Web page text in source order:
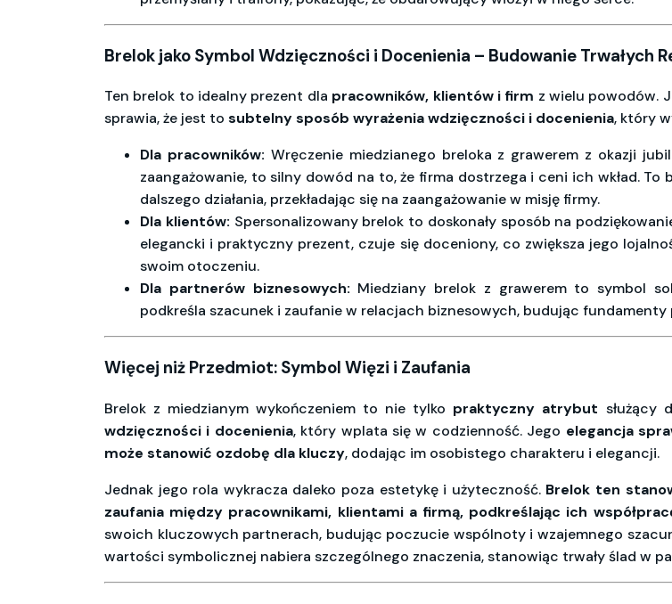
Brelok jako Symbol Wdzięczności i Docenienia – Budowanie Trwałych
Ten brelok to idealny prezent dla pracowników, klientów i firm z wielu powodów.
sprawia, że jest to subtelny sposób wyrażenia wdzięczności i docenienia, który
Dla pracowników: Wręczenie miedzianego breloka z grawerem z okazji
zaangażowanie, to silny dowód na to, że firma dostrzega i ceni ich wkład.
dalszego działania, przekładając się na zaangażowanie w misję firmy.
Dla klientów: Spersonalizowany brelok to doskonały sposób na
elegancki i praktyczny prezent, czuje się doceniony, co zwiększa jego
swoim otoczeniu.
Dla partnerów biznesowych: Miedziany brelok z grawerem to symbol
podkreśla szacunek i zaufanie w relacjach biznesowych, budując fundamenty
Więcej niż Przedmiot: Symbol Więzi i Zaufania
Brelok z miedzianym wykończeniem to nie tylko praktyczny atrybut służący
wdzięczności i docenienia, który wplata się w codzienność. Jego elegancja
może stanowić ozdobę dla kluczy, dodając im osobistego charakteru i elegancji.
Jednak jego rola wykracza daleko poza estetykę i użyteczność. Brelok ten
zaufania między pracownikami, klientami a firmą, podkreślając ich
swoich kluczowych partnerach, budując poczucie wspólnoty i wzajemnego
wartości symbolicznej nabiera szczególnego znaczenia, stanowiąc trwały ślad w